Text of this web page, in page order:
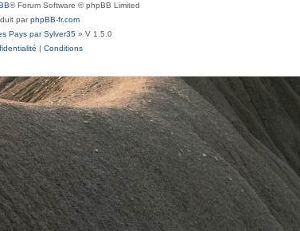
® Forum Software © phpBB Limited
parphpBB-fr.com
Pays par Sylver35 » V 1.5.0
Conditions